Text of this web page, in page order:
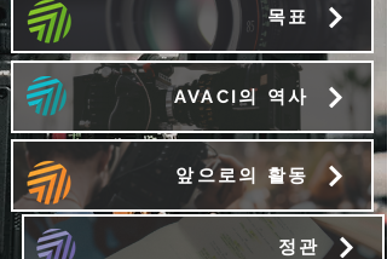
목표
AVACI의 역사
앞으로의 활동
정관